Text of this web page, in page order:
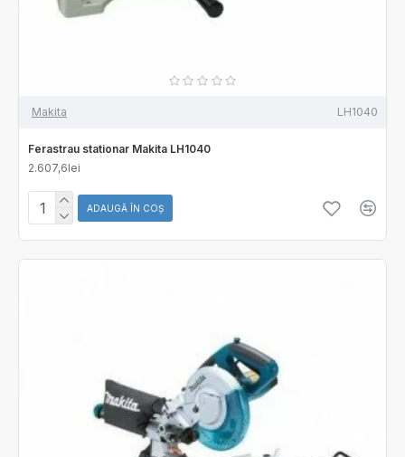
Makita LH1040
Ferastrau stationar Makita LH1040
2.607,6lei
ADAUGĂ ÎN COŞ